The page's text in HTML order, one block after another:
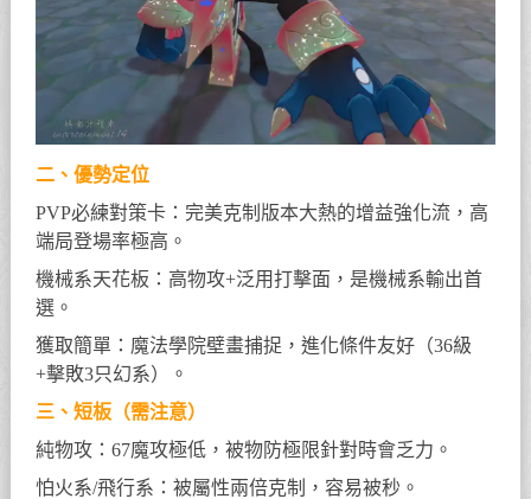
二、優勢定位
PVP必練對策卡：完美克制版本大熱的增益強化流，高
端局登場率極高。
機械系天花板：高物攻+泛用打擊面，是機械系輸出首
選。
獲取簡單：魔法學院壁畫捕捉，進化條件友好（36級
+擊敗3只幻系）。
三、短板（需注意）
純物攻：67魔攻極低，被物防極限針對時會乏力。
怕火系/飛行系：被屬性兩倍克制，容易被秒。